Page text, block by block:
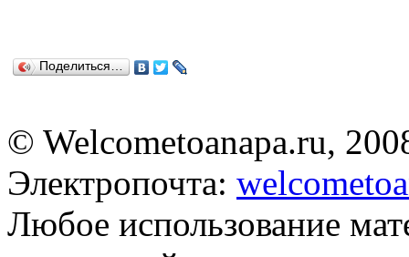
Поделиться…
© Welcometoanapa.ru,
Электропочта:
Любое использование